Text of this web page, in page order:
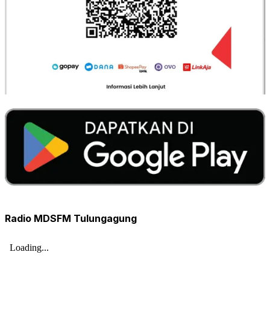
Radio MDSFM Tulungagung